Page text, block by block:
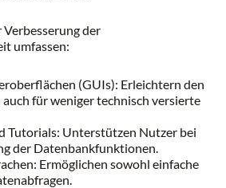
der
umfassen:
(GUIs): Erleichtern den
auch für weniger technisch versierte
Tutorials: Unterstützen Nutzer bei
der Datenbankfunktionen.
Ermöglichen sowohl einfache